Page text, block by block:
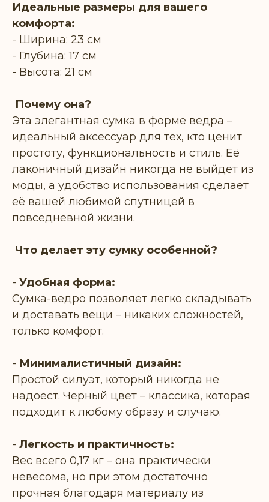
Идеальные размеры для вашего
комфорта:
- Ширина: 23 см
- Глубина: 17 см
- Высота: 21 см
Почему она?
Эта элегантная сумка в форме ведра –
идеальный аксессуар для тех, кто ценит
простоту, функциональность и стиль. Её
лаконичный дизайн никогда не выйдет из
моды, а удобство использования сделает
её вашей любимой спутницей в
повседневной жизни.
Что делает эту сумку особенной?
- Удобная форма:
Сумка-ведро позволяет легко складывать
и доставать вещи – никаких сложностей,
только комфорт.
- Минималистичный дизайн:
Простой силуэт, который никогда не
надоест. Черный цвет – классика, которая
подходит к любому образу и случаю.
- Легкость и практичность:
Вес всего 0,17 кг – она практически
невесома, но при этом достаточно
прочная благодаря материалу из